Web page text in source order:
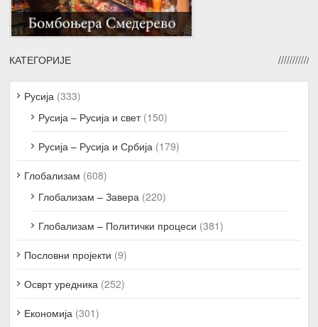
КАТЕГОРИЈЕ
Русија (333)
Русија – Русија и свет(150)
Русија – Русија и Србија (179)
Глобализам (608)
Глобализам – Завера (220)
Глобализам – Политички процеси (381)
Пословни пројекти (9)
Осврт уредника (252)
Економија (301)